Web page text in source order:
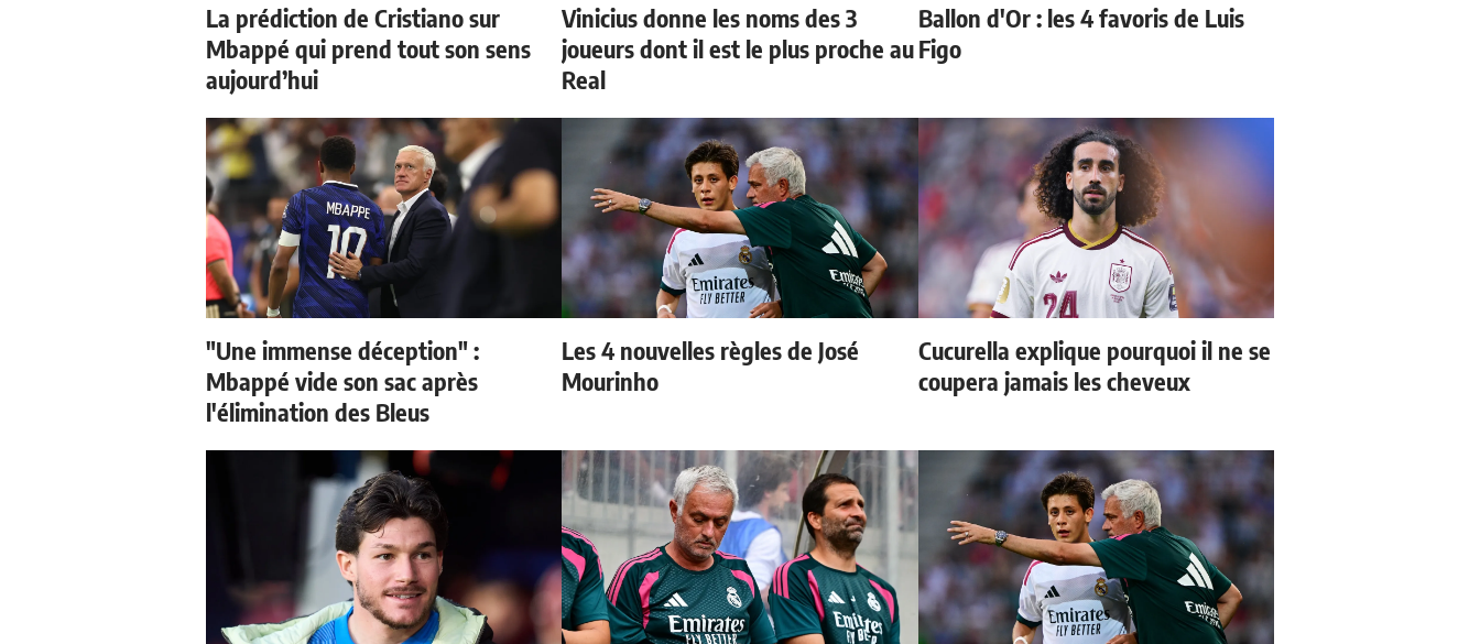
La prédiction de Cristiano sur
Mbappé qui prend tout son sens
aujourd’hui
Vinicius donne les noms des 3
joueurs dont il est le plus proche au
Real
Ballon d'Or : les 4 favoris de Luis
Figo
"Une immense déception" :
Mbappé vide son sac après
l'élimination des Bleus
Les 4 nouvelles règles de José
Mourinho
Cucurella explique pourquoi il ne se
coupera jamais les cheveux